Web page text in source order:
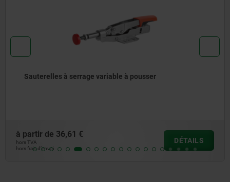
Sauterelles à serrage variable à pousser
à partir de 36,61 €
hors TVA
hors frais d’envoi
DÉTAILS